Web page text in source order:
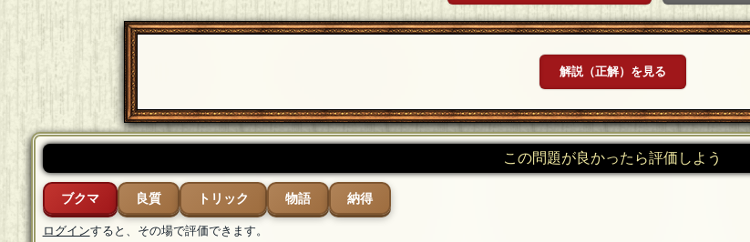
解説（正解）を見る
この問題が良かったら評価しよう
ブクマ 良質 トリック 物語 納得
ログインすると、その場で評価できます。